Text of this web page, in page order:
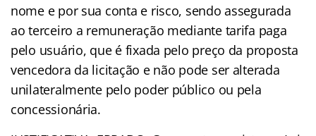
nome e por sua conta e risco, sendo assegurada
ao terceiro a remuneração mediante tarifa paga
pelo usuário, que é fixada pelo preço da proposta
vencedora da licitação e não pode ser alterada
unilateralmente pelo poder público ou pela
concessionária.